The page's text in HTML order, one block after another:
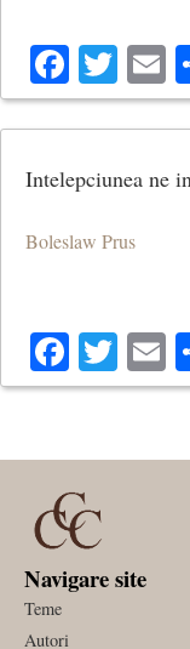
Intelepciunea ne
Boleslaw Prus
Navigare site
Teme
Autori